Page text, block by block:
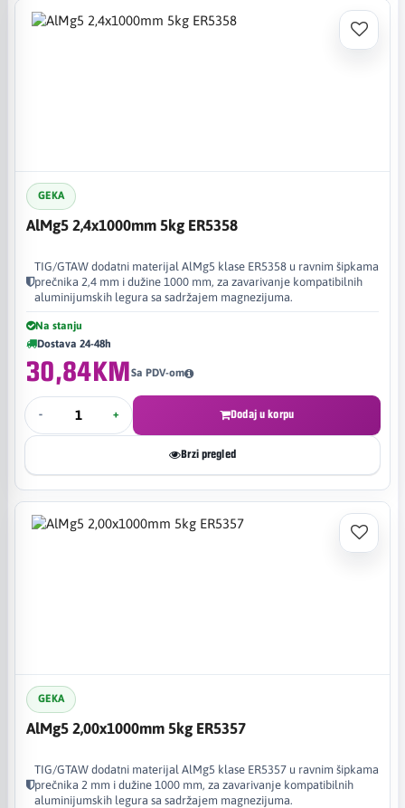
GEKA
AlMg5 2,4x1000mm 5kg ER5358
TIG/GTAW dodatni materijal AlMg5 klase ER5358 u ravnim šipkama
prečnika 2,4 mm i dužine 1000 mm, za zavarivanje kompatibilnih
aluminijumskih legura sa sadržajem magnezijuma.
Na stanju
Dostava 24-48h
30,84KMSa PDV-om
- + Dodaj u korpu
Brzi pregled
GEKA
AlMg5 2,00x1000mm 5kg ER5357
TIG/GTAW dodatni materijal AlMg5 klase ER5357 u ravnim šipkama
prečnika 2 mm i dužine 1000 mm, za zavarivanje kompatibilnih
aluminijumskih legura sa sadržajem magnezijuma.